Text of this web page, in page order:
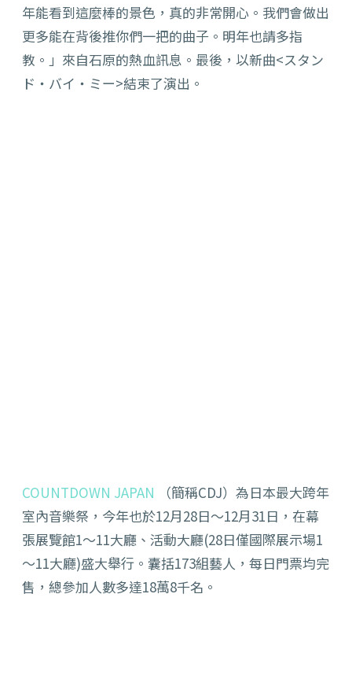
年能看到這麼棒的景色，真的非常開心。我們會做出
更多能在背後推你們一把的曲子。明年也請多指
教。」來自石原的熱血訊息。最後，以新曲<スタン
ド・バイ・ミー>結束了演出。
COUNTDOWN JAPAN （簡稱CDJ）為日本最大跨年
室內音樂祭，今年也於12月28日～12月31日，在幕
張展覽館1～11大廳、活動大廳(28日僅國際展示場1
〜11大廳)盛大舉行。囊括173組藝人，每日門票均完
售，總參加人數多達18萬8千名。